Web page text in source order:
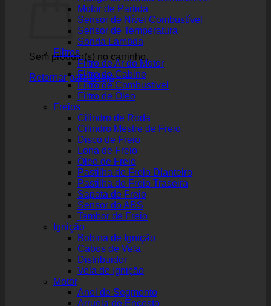
Sem produto(s) no carrinho.
Retornar para a loja
Motor de Partida
Sensor de Nível Combustível
Sensor de Temperatura
Sonda Lambda
Filtros
Filtro de Ar do Motor
Filtro de Cabine
Filtro de Combustível
Filtro de Óleo
Freios
Cilindro de Roda
Cilindro Mestre de Freio
Disco de Freio
Lona de Freio
Óleo de Freio
Pastilha de Freio Dianteiro
Pastilha de Freio Traseira
Sapata de Freio
Sensor do ABS
Tambor de Freio
Ignição
Bobina de Ignição
Cabos de Vela
Distribuidor
Vela de Ignição
Motor
Anel de Segmento
Arruela de Encosto